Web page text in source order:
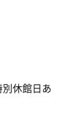
休館日あ